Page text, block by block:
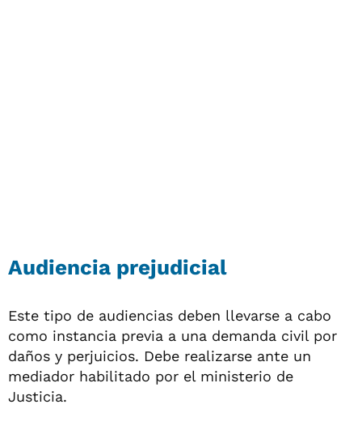
Audiencia prejudicial
Este tipo de audiencias deben llevarse a cabo
como instancia previa a una demanda civil por
daños y perjuicios. Debe realizarse ante un
mediador habilitado por el ministerio de
Justicia.